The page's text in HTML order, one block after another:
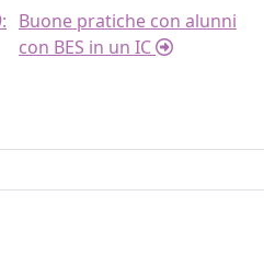
Buone pratiche con alunni
con BES in un IC